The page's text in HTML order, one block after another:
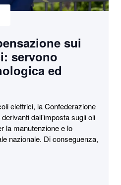
sui
servono
ed
elettrici, la Confederazione
dall’imposta sugli oli
la manutenzione e lo
nazionale. Di conseguenza,